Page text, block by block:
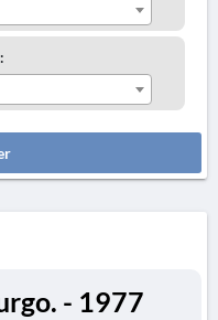
- 1977